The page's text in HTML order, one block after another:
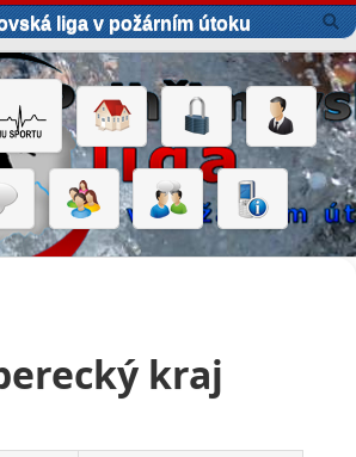
liga v požárním útoku
kraj